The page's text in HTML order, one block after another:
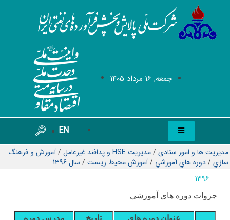
جمعه, 16 مرداد 1405
EN
مدیریت ها و امور ستادی/مدیریت HSE و پدافند غیرعامل /آموزش و فرهنگ
سازي/دوره هاي آموزشي /آموزش محيط زيست/ سال 1396
1396
جزوات دوره های آموزشی